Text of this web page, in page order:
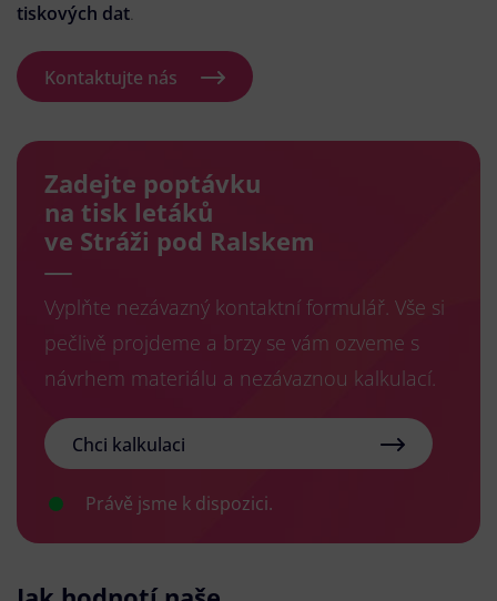
tiskových dat.
Kontaktujte nás
Zadejte poptávku
na tisk letáků
ve Stráži pod Ralskem
Vyplňte nezávazný kontaktní formulář. Vše si
pečlivě projdeme a brzy se vám ozveme s
návrhem materiálu a nezávaznou kalkulací.
Chci kalkulaci
Právě jsme k dispozici.